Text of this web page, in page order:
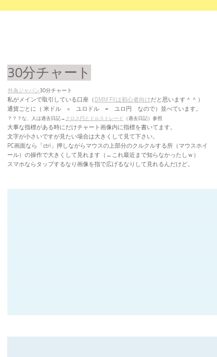
30分チャート
外為ジャパン30分チャート
私がメインで取引している口座（ DMM FXは初心者向けだと思います＾＾ ）
通貨ごとに（ 米ドル × ユロドル = ユロ円 なので）並べています。
？？？な、人は過去日記→ クロス円とドルストレード （過去日記）参照
大事な指標がある時にだけチャート画像内に指標を書いてます。
文字が小さいですが見たい場合は大きくして見て下さい。
PC画面なら「ctrl」押しながらマウスの上部分のクルクルする所（マウスホイ
ール）の操作で大きくして見れます（←これ最近まで知らなかったしｗ）
スマホならタップするなり画像を指で広げるなりして見れるんだけど。